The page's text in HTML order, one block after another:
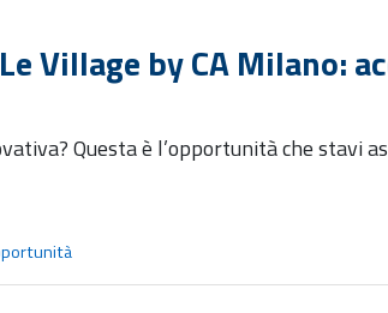
Village by CA Milano:
Questa è l’opportunità che stavi